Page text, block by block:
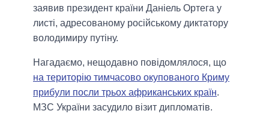
заявив президент країни Даніель Ортега у
листі, адресованому російському диктатору
володимиру путіну.
Нагадаємо, нещодавно повідомлялося, що
на територію тимчасово окупованого Криму
прибули посли трьох африканських країн.
МЗС України засудило візит дипломатів.